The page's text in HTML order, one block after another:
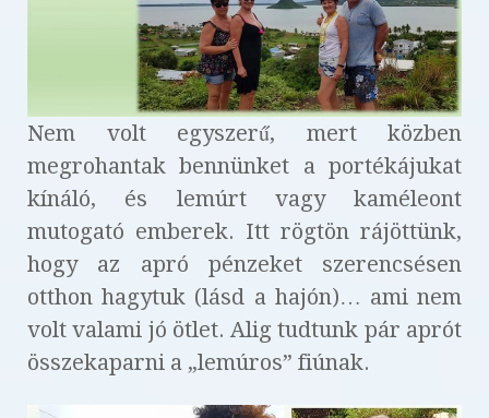
Nem volt egyszerű, mert közben
megrohantak bennünket a portékájukat
kínáló, és lemúrt vagy kaméleont
mutogató emberek. Itt rögtön rájöttünk,
hogy az apró pénzeket szerencsésen
otthon hagytuk (lásd a hajón)… ami nem
volt valami jó ötlet. Alig tudtunk pár aprót
összekaparni a „lemúros” fiúnak.